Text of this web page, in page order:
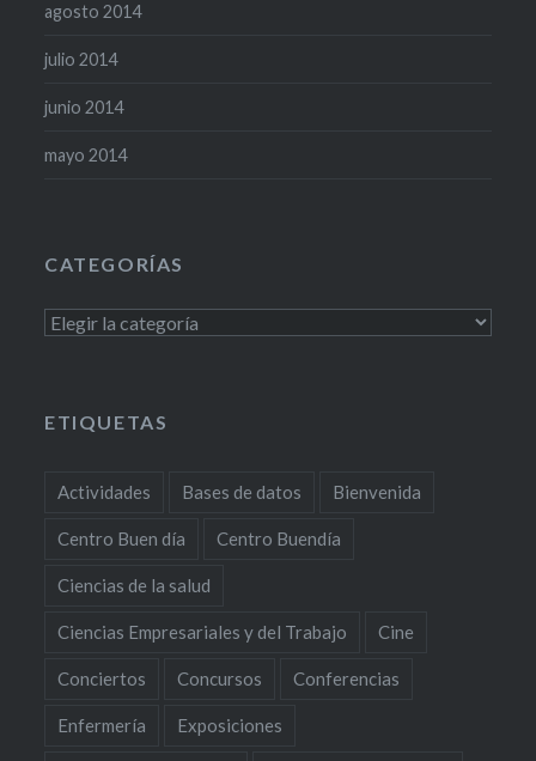
agosto 2014
julio 2014
junio 2014
mayo 2014
CATEGORÍAS
Categorías
ETIQUETAS
Actividades Bases de datos Bienvenida
Centro Buen día Centro Buendía
Ciencias de la salud
Ciencias Empresariales y del Trabajo Cine
Conciertos Concursos Conferencias
Enfermería Exposiciones